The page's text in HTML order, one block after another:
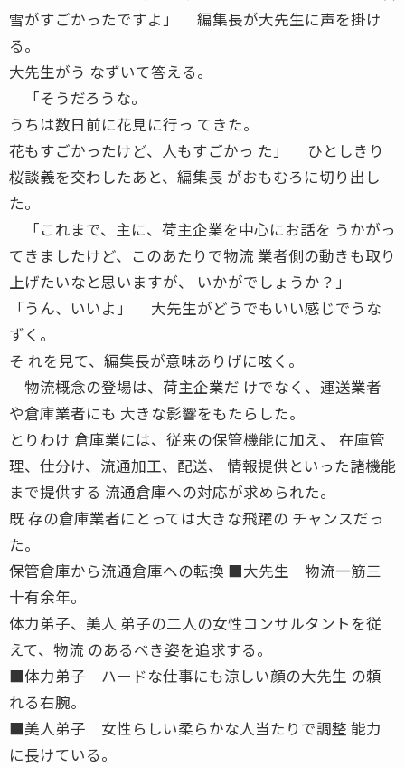
雪がすごかったですよ」 編集長が大先生に声を掛け
る。
大先生がう なずいて答える。
「そうだろうな。
うちは数日前に花見に行っ てきた。
花もすごかったけど、人もすごかっ た」 ひとしきり
桜談義を交わしたあと、編集長 がおもむろに切り出し
た。
「これまで、主に、荷主企業を中心にお話を うかがっ
てきましたけど、このあたりで物流 業者側の動きも取り
上げたいなと思いますが、 いかがでしょうか？」
「うん、いいよ」 大先生がどうでもいい感じでうな
ずく。
そ れを見て、編集長が意味ありげに呟く。
物流概念の登場は、荷主企業だ けでなく、運送業者
や倉庫業者にも 大きな影響をもたらした。
とりわけ 倉庫業には、従来の保管機能に加え、 在庫管
理、仕分け、流通加工、配送、 情報提供といった諸機能
まで提供する 流通倉庫への対応が求められた。
既 存の倉庫業者にとっては大きな飛躍の チャンスだっ
た。
保管倉庫から流通倉庫への転換 ■大先生 物流一筋三
十有余年。
体力弟子、美人 弟子の二人の女性コンサルタントを従
えて、物流 のあるべき姿を追求する。
■体力弟子 ハードな仕事にも涼しい顔の大先生 の頼
れる右腕。
■美人弟子 女性らしい柔らかな人当たりで調整 能力
に長けている。